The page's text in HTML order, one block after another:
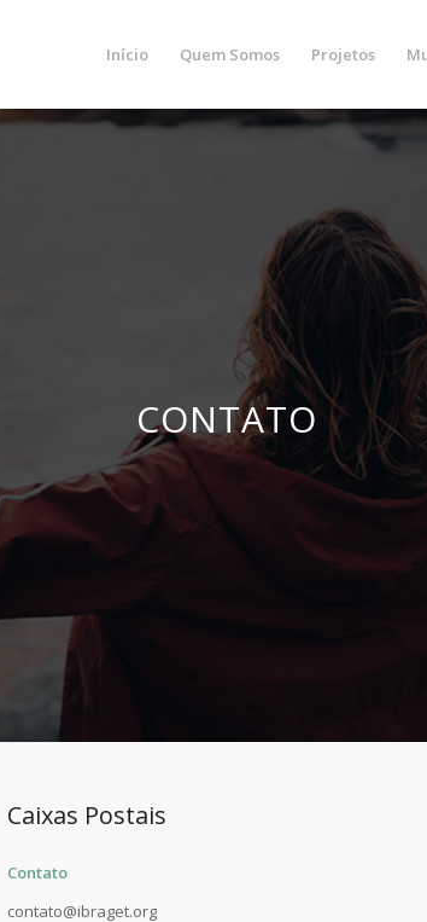
Início Quem Somos Projetos
CONTATO
Caixas Postais
Contato
contato@ibraget.org